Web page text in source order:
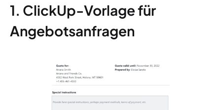
1. ClickUp-Vorlage für
Angebotsanfragen